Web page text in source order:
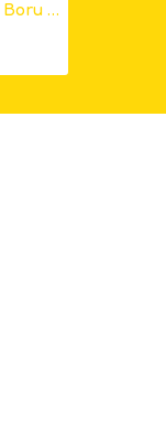
Traverten Silindir Boru Aplik